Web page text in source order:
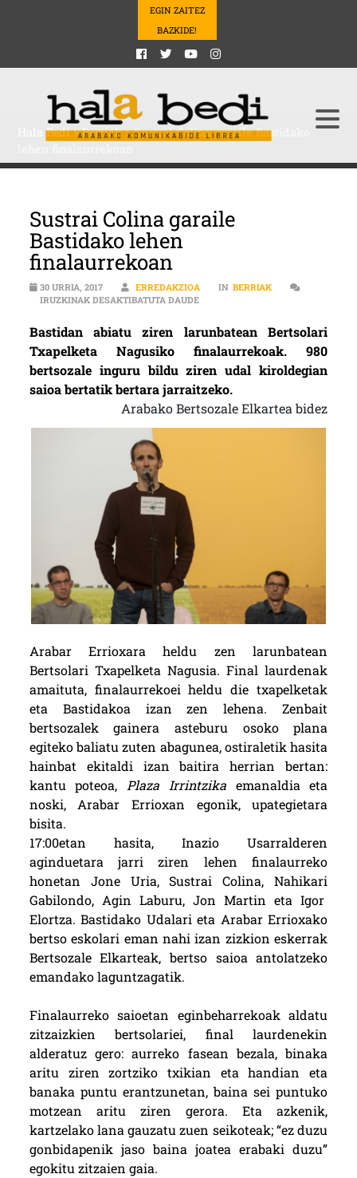
EGIN ZAITEZ
BAZKIDE!
Hala Bedi>Berriak>Sustrai Colina garaile Bastidako
Sustrai Colina garaile
Bastidako lehen
finalaurrekoan
30 URRIA, 2017 ERREDAKZIOA IN BERRIAK
IRUZKINAK DESAKTIBATUTA DAUDESUSTRAI COLINA GARAILE
Bastidan abiatu ziren larunbatean Bertsolari
Txapelketa Nagusiko finalaurrekoak. 980
bertsozale inguru bildu ziren udal kiroldegian
saioa bertatik bertara jarraitzeko.
Arabako Bertsozale Elkartea bidez
Arabar Errioxara heldu zen larunbatean
Bertsolari Txapelketa Nagusia. Final laurdenak
amaituta, finalaurrekoei heldu die txapelketak
eta Bastidakoa izan zen lehena. Zenbait
bertsozalek gainera asteburu osoko plana
egiteko baliatu zuten abagunea, ostiraletik hasita
hainbat ekitaldi izan baitira herrian bertan:
kantu poteoa,Plaza Irrintzikaemanaldia eta
noski, Arabar Errioxan egonik, upategietara
bisita.
17:00etan hasita, Inazio Usarralderen
aginduetara jarri ziren lehen finalaurreko
honetan Jone Uria, Sustrai Colina, Nahikari
Gabilondo, Agin Laburu, Jon Martin eta Igor
Elortza. Bastidako Udalari eta Arabar Errioxako
bertso eskolari eman nahi izan zizkion eskerrak
Bertsozale Elkarteak, bertso saioa antolatzeko
emandako laguntzagatik.
Finalaurreko saioetan eginbeharrekoak aldatu
zitzaizkien bertsolariei, final laurdenekin
alderatuz gero: aurreko fasean bezala, binaka
aritu ziren zortziko txikian eta handian eta
banaka puntu erantzunetan, baina sei puntuko
motzean aritu ziren gerora. Eta azkenik,
kartzelako lana gauzatu zuen seikoteak; “ez duzu
gonbidapenik jaso baina joatea erabaki duzu”
egokitu zitzaien gaia.